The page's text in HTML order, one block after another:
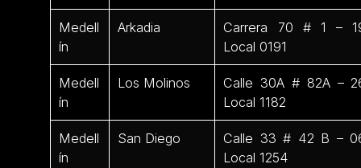
Medell
ín
Arkadia
Carrera 70 # 1 –
Local 0191
Medell
ín
Los Molinos
Calle 30A # 82A –
Local 1182
Medell
ín
San Diego
Calle 33 # 42 B –
Local 1254